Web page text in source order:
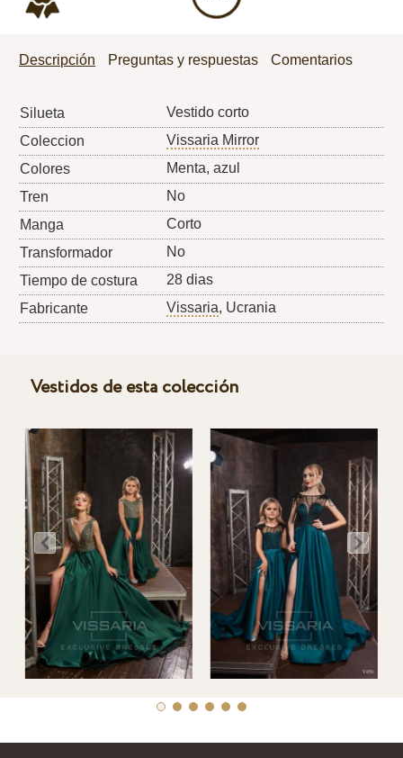
Descripción Preguntas y respuestas Comentarios
Silueta
Vestido corto
Coleccion
Vissaria Mirror
Colores
Menta, azul
Tren
No
Manga
Corto
Transformador
No
Tiempo de costura
28 dias
Fabricante
Vissaria, Ucrania
Vestidos de esta colección